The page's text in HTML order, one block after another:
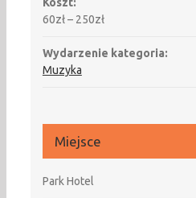
Koszt:
60zł – 250zł
Wydarzenie kategoria:
Muzyka
Miejsce
Park Hotel